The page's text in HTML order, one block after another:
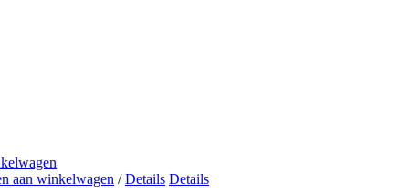
aan winkelwagen / Details Details